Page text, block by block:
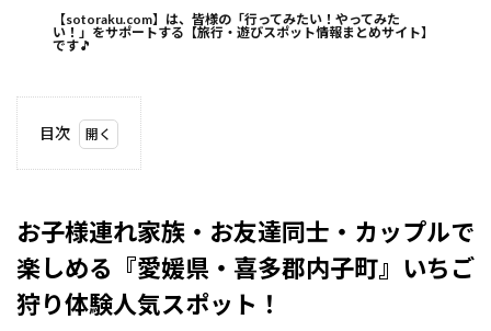
【sotoraku.com】は、皆様の「行ってみたい！やってみた
い！」をサポートする【旅行・遊びスポット情報まとめサイト】
です🎵
目次
れ家
族・
お友
達同
士・
カッ
お子様連れ家族・お友達同士・カップルで
楽しめる『愛媛県・喜多郡内子町』いちご
狩り体験人気スポット！